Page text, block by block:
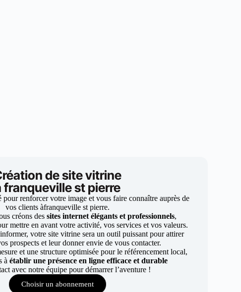
de site vitrine
franqueville st pierre
pour renforcer votre image et vous faire connaître auprès de
vos clients àfranqueville st pierre.
créons dessites internet élégants et professionnels,
mettre en avant votre activité, vos services et vos valeurs.
votre site vitrine sera un outil puissant pour attirer
prospects et leur donner envie de vous contacter.
et une structure optimisée pour le référencement local,
à établir une présence en ligne efficace et durable
avec notre équipe pour démarrer l’aventure !
Choisir un abonnement